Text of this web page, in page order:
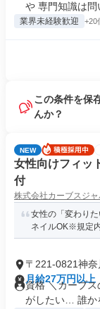
や 専門知識は問
業界未経験歓迎 +20
この条件を保
んか？
NEW
女性向けフィッ
付
株式会社カーブスジャ
女性の「変わり
ネイルOK※規定
〒221-0821神
月給27万円以上
資格 ＼カーブ
がしたい… 誰か